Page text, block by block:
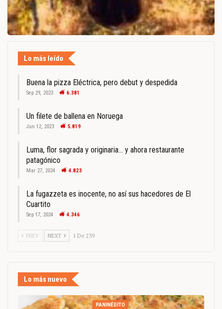
Lo más leído
Buena la pizza Eléctrica, pero debut y despedida
Sep 29, 2023 6.381
Un filete de ballena en Noruega
Jun 12, 2023 5.819
Luma, flor sagrada y originaria… y ahora restaurante
patagónico
Mar 27, 2024 4.823
La fugazzeta es inocente, no así sus hacedores de El
Cuartito
Sep 17, 2024 4.346
PREV NEXT 1 De 239
Lo más nuevo
PANINÉDITO